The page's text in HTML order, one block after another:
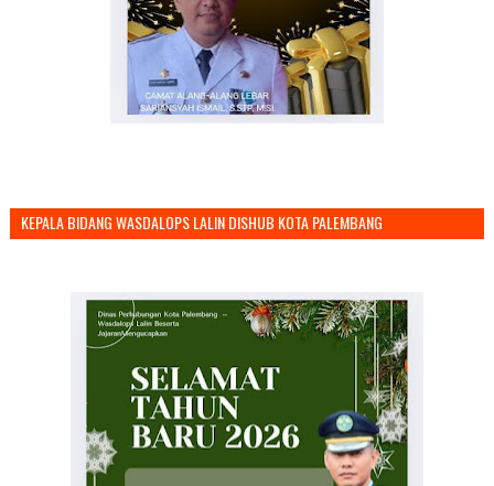
KEPALA BIDANG WASDALOPS LALIN DISHUB KOTA PALEMBANG